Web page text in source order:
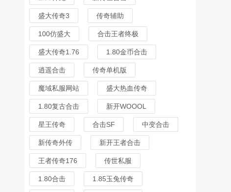
盛大传奇3 传奇辅助
100仿盛大 合击王者终极
盛大传奇1.76 1.80金币合击
逍遥合击 传奇单机版
魔域私服网站 盛大热血传奇
1.80复古合击 新开WOOOL
星王传奇 合击SF 中变合击
新传奇外传 新开王者合击
王者传奇176 传世私服
1.80合击 1.85玉兔传奇